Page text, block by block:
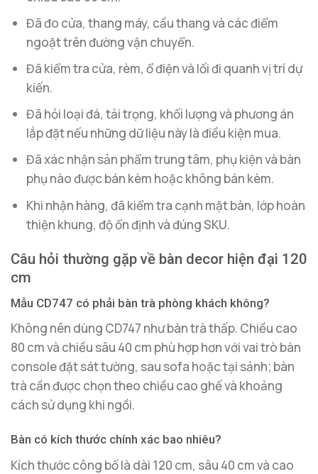
Đã đo cửa, thang máy, cầu thang và các điểm
ngoặt trên đường vận chuyển.
Đã kiểm tra cửa, rèm, ổ điện và lối đi quanh vị trí dự
kiến.
Đã hỏi loại đá, tải trọng, khối lượng và phương án
lắp đặt nếu những dữ liệu này là điều kiện mua.
Đã xác nhận sản phẩm trung tâm, phụ kiện và bàn
phụ nào được bán kèm hoặc không bán kèm.
Khi nhận hàng, đã kiểm tra cạnh mặt bàn, lớp hoàn
thiện khung, độ ổn định và đúng SKU.
Câu hỏi thường gặp về bàn decor hiện đại 120
cm
Mẫu CD747 có phải bàn trà phòng khách không?
Không nên dùng CD747 như bàn trà thấp. Chiều cao
80 cm và chiều sâu 40 cm phù hợp hơn với vai trò bàn
console đặt sát tường, sau sofa hoặc tại sảnh; bàn
trà cần được chọn theo chiều cao ghế và khoảng
cách sử dụng khi ngồi.
Bàn có kích thước chính xác bao nhiêu?
Kích thước công bố là dài 120 cm, sâu 40 cm và cao